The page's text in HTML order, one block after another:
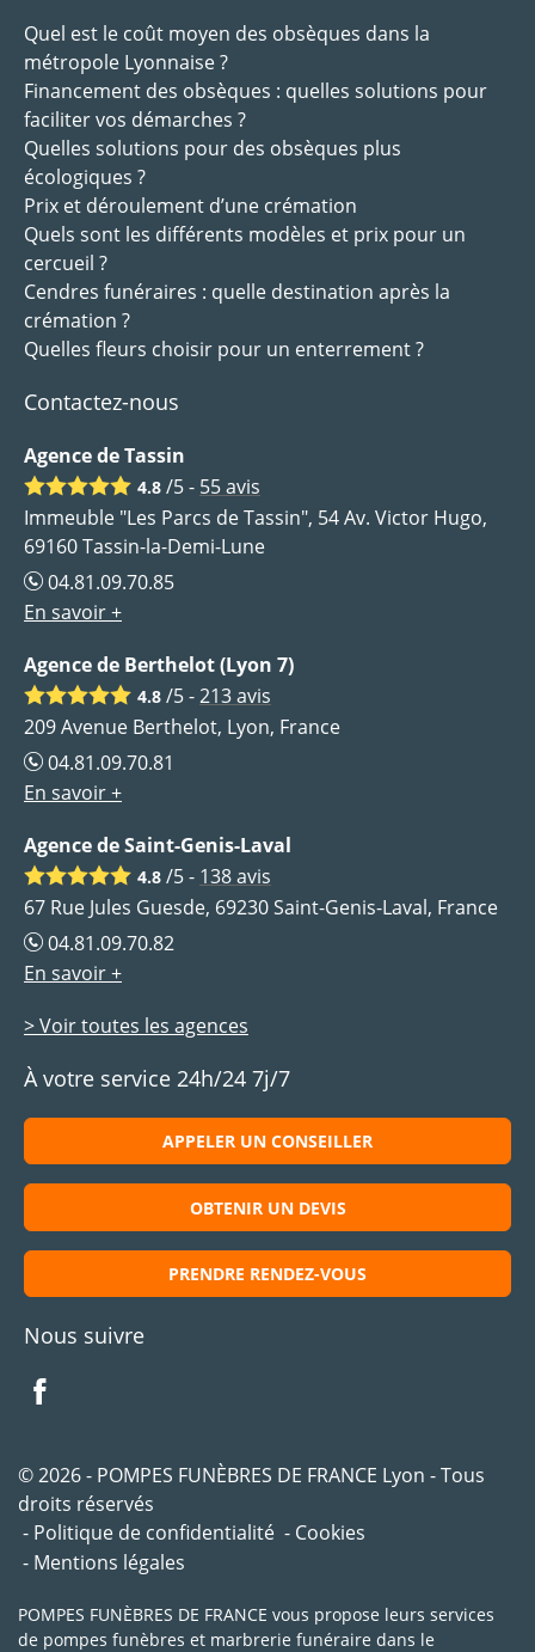
Quel est le coût moyen des obsèques dans la
métropole Lyonnaise ?
Financement des obsèques : quelles solutions pour
faciliter vos démarches ?
Quelles solutions pour des obsèques plus
écologiques ?
Prix et déroulement d’une crémation
Quels sont les différents modèles et prix pour un
cercueil ?
Cendres funéraires : quelle destination après la
crémation ?
Quelles fleurs choisir pour un enterrement ?
Contactez-nous
Agence de Tassin
4.8 /5 - 55avis
Immeuble "Les Parcs de Tassin", 54 Av. Victor Hugo,
69160 Tassin-la-Demi-Lune
04.81.09.70.85
En savoir +
Agence de Berthelot (Lyon 7)
4.8 /5 -213avis
209 Avenue Berthelot, Lyon, France
04.81.09.70.81
En savoir +
Agence de Saint-Genis-Laval
4.8 /5 - 138avis
67 Rue Jules Guesde, 69230 Saint-Genis-Laval, France
04.81.09.70.82
En savoir +
> Voir toutes les agences
À votre service 24h/24 7j/7
APPELER UN CONSEILLER
OBTENIR UN DEVIS
PRENDRE RENDEZ-VOUS
Nous suivre
© 2026 - POMPES FUNÈBRES DE FRANCE Lyon - Tous
droits réservés
Politique de confidentialité
Cookies
Mentions légales
POMPES FUNÈBRES DE FRANCE vous propose leurs services
de pompes funèbres et marbrerie funéraire dans le